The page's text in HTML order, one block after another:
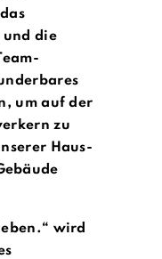
und die
um auf der
zu
Haus­
wird